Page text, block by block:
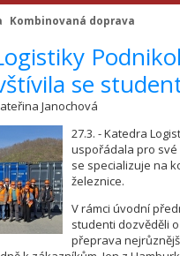
Kombinovaná doprava
se
Janochová
27.3. - Katedra
uspořádala pro své
se specializuje na
železnice.
V rámci úvodní
studenti dozvěděli
přeprava